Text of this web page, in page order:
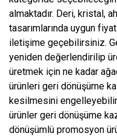
almaktadır. Deri, kristal,
tasarımlarında uygun
iletişime geçebilirsiniz.
yeniden değerlendirilip
üretmek için ne kadar
ürünleri geri dönüşüme
kesilmesini
ürünler geri dönüşüme
dönüşümlü promosyon